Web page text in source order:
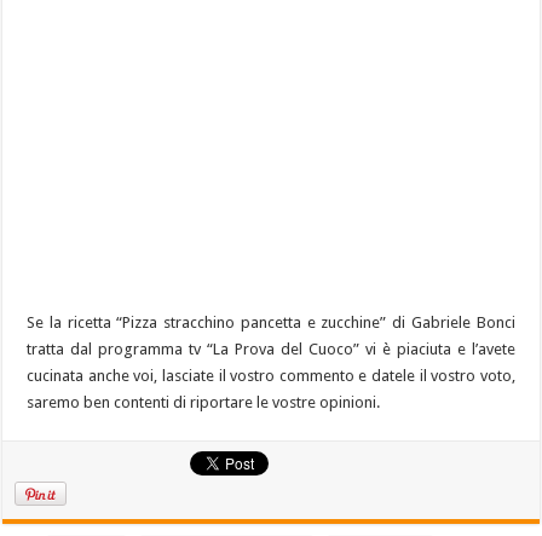
Se la ricetta “Pizza stracchino pancetta e zucchine” di Gabriele Bonci
tratta dal programma tv “La Prova del Cuoco” vi è piaciuta e l’avete
cucinata anche voi, lasciate il vostro commento e datele il vostro voto,
saremo ben contenti di riportare le vostre opinioni.